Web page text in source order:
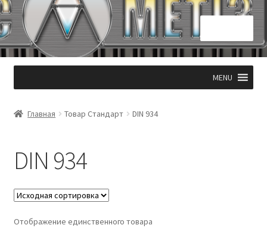
Перейти
навигации
Перейти
содержимому
Главная
КОНТАКТЫ 050 331 53 94
Корзина
Мой аккаунт
MENU
Главная Товар Стандарт DIN 934
DIN 934
Отображение единственного товара